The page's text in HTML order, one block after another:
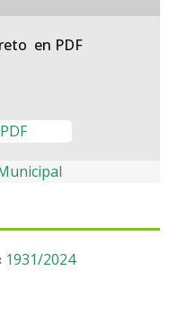
en PDF
1931/2024